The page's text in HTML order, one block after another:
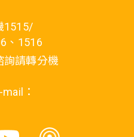
1515/
、1516
詢請轉分機
：